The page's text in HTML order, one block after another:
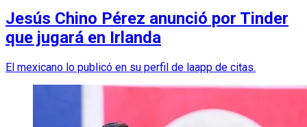
Jesús Chino Pérez anunció por Tinder
que jugará en Irlanda
El mexicano lo publicó en su perfil de laapp de citas.